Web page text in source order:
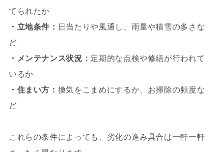
てられたか
・立地条件： 日当たりや風通し、雨量や積雪の多さな
ど
・メンテナンス状況： 定期的な点検や修繕が行われて
いるか
・住まい方： 換気をこまめにするか、お掃除の頻度な
ど
これらの条件によっても、劣化の進み具合は一軒一軒